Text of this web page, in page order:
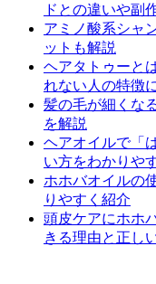
ドとの違いや副
アミノ酸系シャ
ットも解説
ヘアタトゥーと
れない人の特徴
髪の毛が細くな
を解説
ヘアオイルで「
い方をわかりや
ホホバオイルの
りやすく紹介
頭皮ケアにホホ
きる理由と正し